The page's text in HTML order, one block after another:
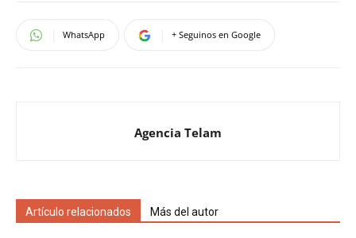
WhatsApp + Seguinos en Google
Agencia Telam
Artículo relacionados Más del autor